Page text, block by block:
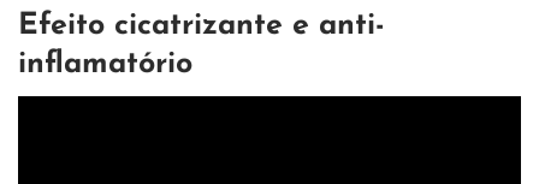
Efeito cicatrizante e anti-
inflamatório